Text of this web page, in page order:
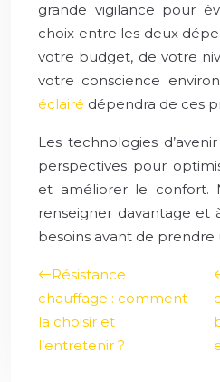
grande vigilance pour
choix entre les deux
votre budget, de votre
votre conscience
éclairé dépendra de ces
Les technologies
perspectives pour
et améliorer le confort.
renseigner davantage et
besoins avant de prendre
Résistance
chauffage : comment
la choisir et
l’entretenir ?